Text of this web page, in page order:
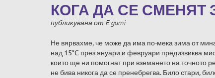
КОГА ДА СЕ СМЕНЯТ
публикувана от E-gumi
Не вярвахме, че може да има по-мека зима от
над 15°C през януари и февруари предизвиква
които ще ни помогнат при вземането на
не бива никога да се пренебрегва. Било стари,